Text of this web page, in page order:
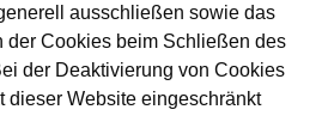
ausschließen sowie das
der Cookies beim Schließen des
der Deaktivierung von Cookies
dieser Website eingeschränkt